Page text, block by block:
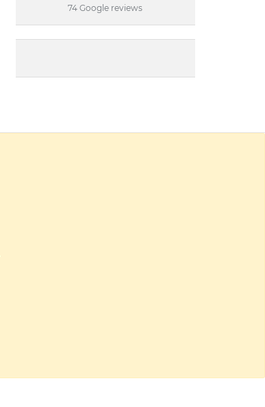
74 Google reviews